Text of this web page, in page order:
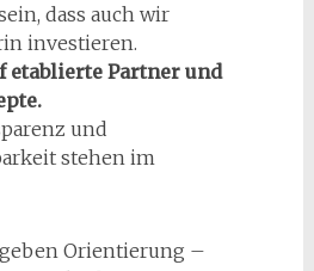
dass auch wir
investieren.
etablierte Partner und
und
stehen im
Orientierung –